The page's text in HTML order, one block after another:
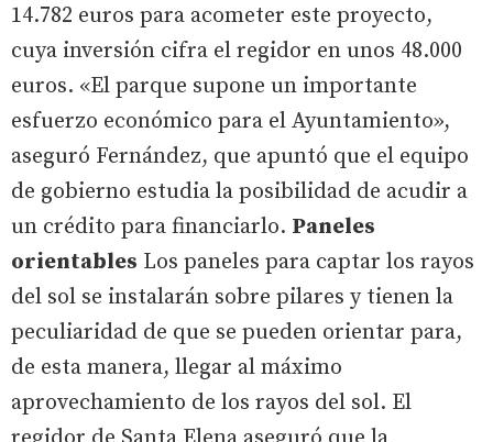
14.782 euros para acometer este proyecto,
cuya inversión cifra el regidor en unos 48.000
euros. «El parque supone un importante
esfuerzo económico para el Ayuntamiento»,
aseguró Fernández, que apuntó que el equipo
de gobierno estudia la posibilidad de acudir a
un crédito para financiarlo. Paneles
orientables Los paneles para captar los rayos
del sol se instalarán sobre pilares y tienen la
peculiaridad de que se pueden orientar para,
de esta manera, llegar al máximo
aprovechamiento de los rayos del sol. El